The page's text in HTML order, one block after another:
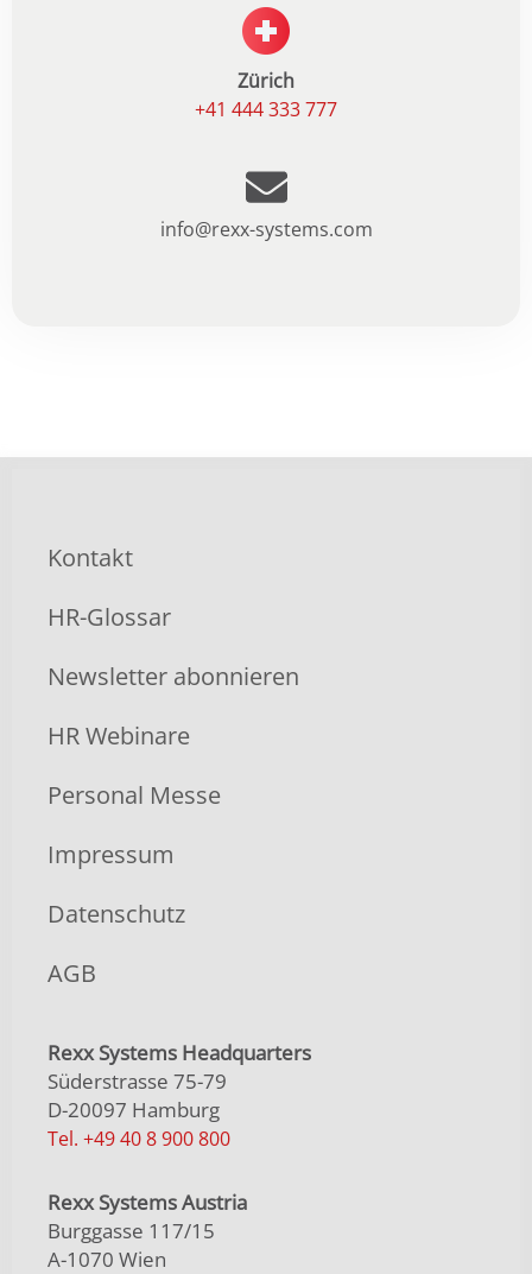
Zürich
+41 444 333 777
info@rexx-systems.com
Kontakt
HR-Glossar
Newsletter abonnieren
HR Webinare
Personal Messe
Impressum
Datenschutz
AGB
Rexx Systems Headquarters
Süderstrasse 75-79
D-20097 Hamburg
Tel. +49 40 8 900 800
Rexx Systems Austria
Burggasse 117/15
A-1070 Wien